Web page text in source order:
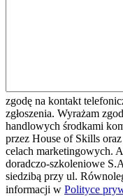
zgodę na kontakt
zgłoszenia. Wyrażam
handlowych środkami
przez House of Skills
celach marketingowych.
doradczo-szkoleniowe
siedzibą przy ul.
informacji w Polityce